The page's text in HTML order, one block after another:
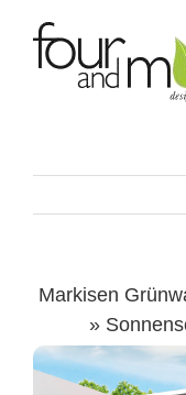
Markisen
»